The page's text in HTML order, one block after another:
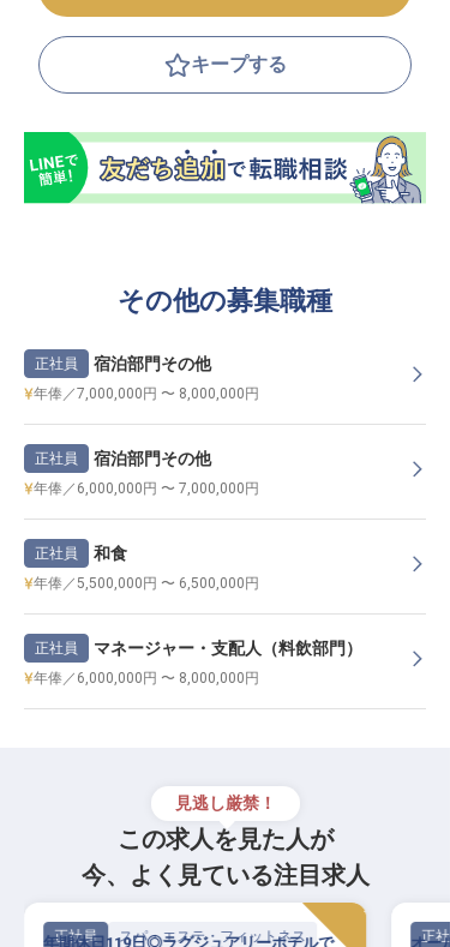
キープする
その他の募集職種
正社員 宿泊部門その他
年俸／7,000,000円 〜 8,000,000円
正社員 宿泊部門その他
年俸／6,000,000円 〜 7,000,000円
正社員 和食
年俸／5,500,000円 〜 6,500,000円
正社員 マネージャー・支配人（料飲部門）
年俸／6,000,000円 〜 8,000,000円
見逃し厳禁！
この求人を見た人が
今、よく見ている注目求人
正社員 スパ・エステ・フィットネス
年間休日119日◎ラグジュアリーホテルで 正社
オー